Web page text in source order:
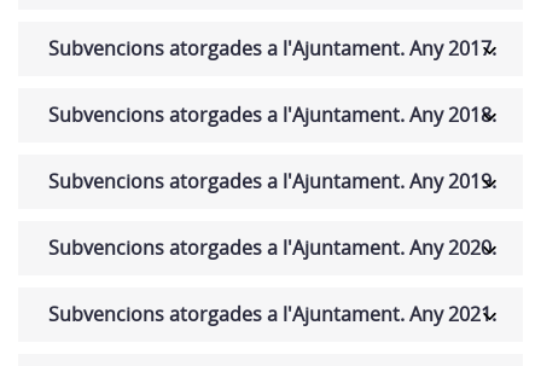
Subvencions atorgades a l'Ajuntament. Any 2017.
Subvencions atorgades a l'Ajuntament. Any 2018.
Subvencions atorgades a l'Ajuntament. Any 2019.
Subvencions atorgades a l'Ajuntament. Any 2020.
Subvencions atorgades a l'Ajuntament. Any 2021.